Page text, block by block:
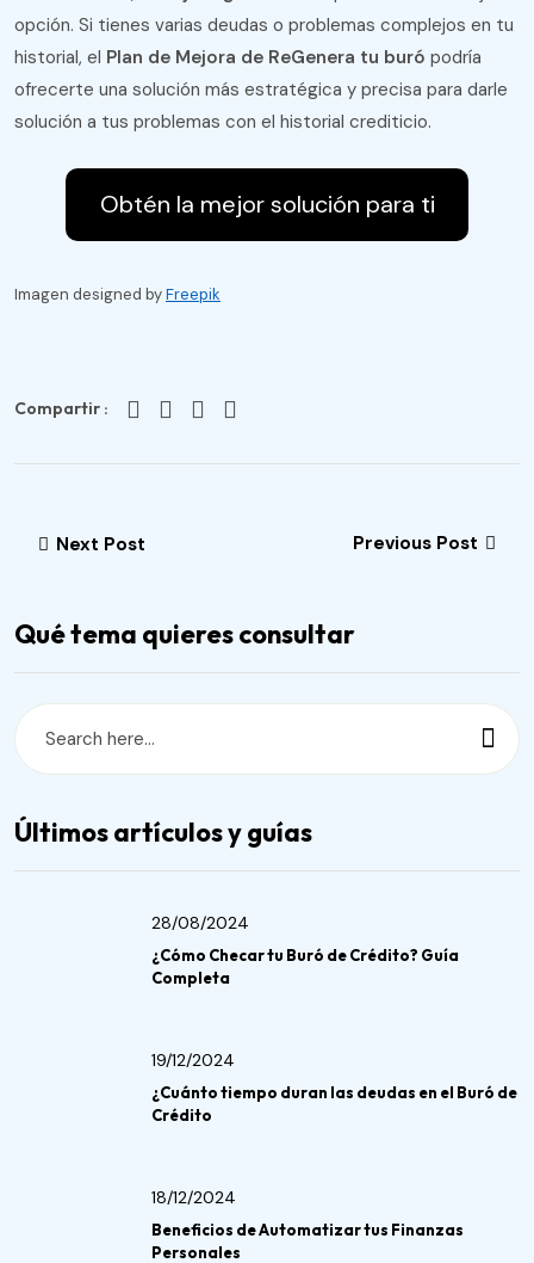
opción. Si tienes varias deudas o problemas complejos en tu
historial, el Plan de Mejora de ReGenera tu buró podría
ofrecerte una solución más estratégica y precisa para darle
solución a tus problemas con el historial crediticio.
Obtén la mejor solución para ti
Imagen designed byFreepik
Compartir :
Next Post Previous Post
Qué tema quieres consultar
Últimos artículos y guías
28/08/2024
¿Cómo Checar tu Buró de Crédito? Guía
Completa
19/12/2024
¿Cuánto tiempo duran las deudas en el Buró de
Crédito
18/12/2024
Beneficios de Automatizar tus Finanzas
Personales